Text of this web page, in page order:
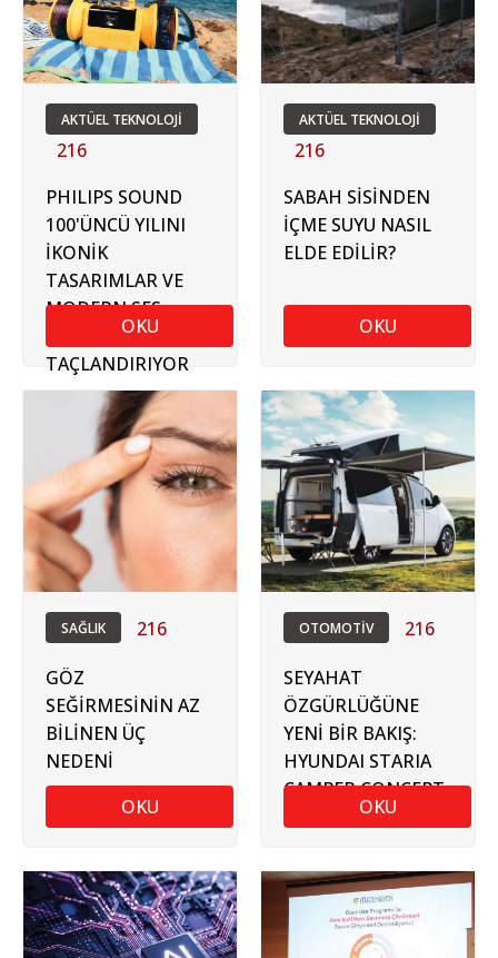
AKTÜEL TEKNOLOJİ
216
PHILIPS SOUND
100'ÜNCÜ YILINI
İKONİK
TASARIMLAR VE
MODERN SES
TEKNOLOJİLERİYLE
TAÇLANDIRIYOR
OKU
AKTÜEL TEKNOLOJİ
216
SABAH SİSİNDEN
İÇME SUYU NASIL
ELDE EDİLİR?
OKU
SAĞLIK 216
GÖZ
SEĞİRMESİNİN AZ
BİLİNEN ÜÇ
NEDENİ
OKU
OTOMOTİV 216
SEYAHAT
ÖZGÜRLÜĞÜNE
YENİ BİR BAKIŞ:
HYUNDAI STARIA
CAMPER CONCEPT
OKU